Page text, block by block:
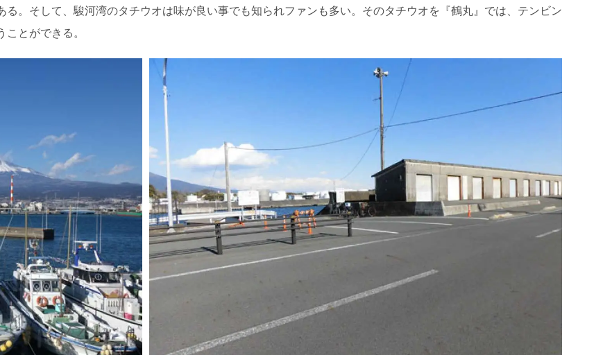
。そして、駿河湾のタチウオは味が良い事でも知られファンも多い。そのタチウオを『鶴丸』では、テンビン
とができる。